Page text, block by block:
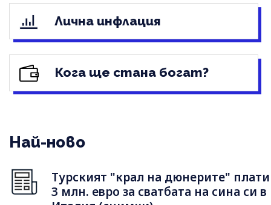
Лична инфлация
Кога ще стана богат?
Най-ново
Турският "крал на дюнерите" плати
3 млн. евро за сватбата на сина си в